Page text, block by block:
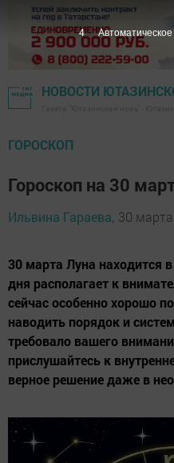
НОВОСТИ
ГОРОСКОП
Гороскоп на 30
Ильвина Гараева, 30
30 марта Луна находится
дня располагает к
сейчас особенно хорошо
наводить порядок и
требовало вашего
прислушайтесь к
верное решение даже в
3